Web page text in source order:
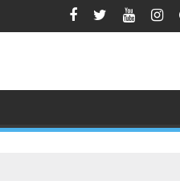
تهنئة بمناسبة